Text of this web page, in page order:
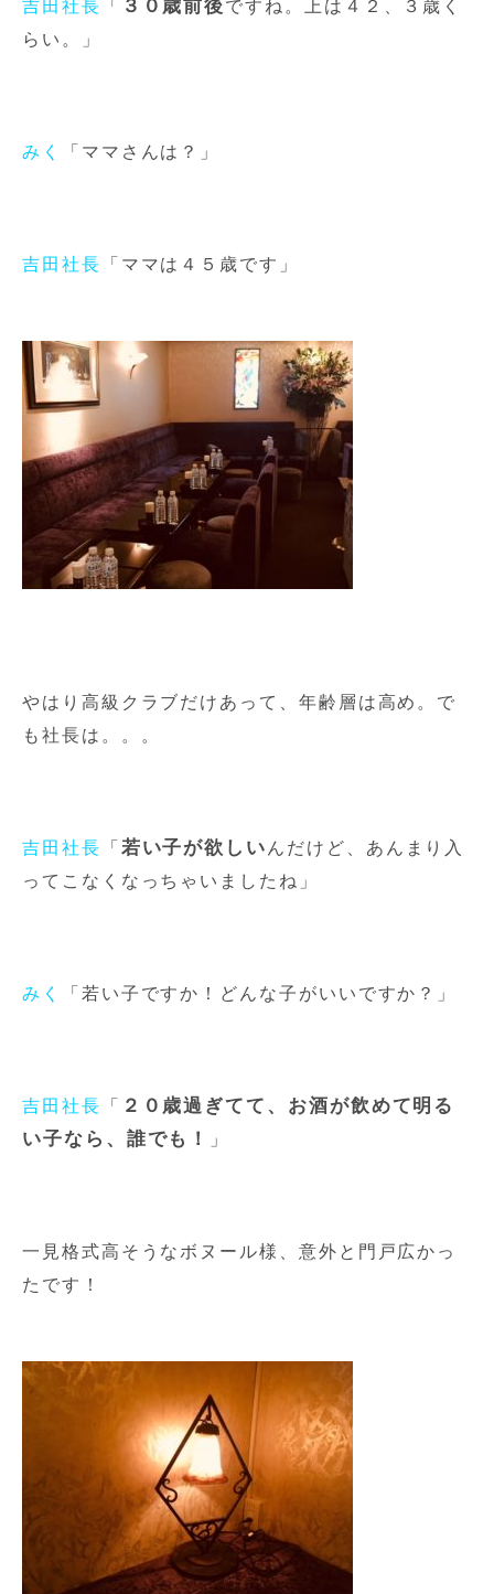
吉田社長 「 ３０歳前後ですね。上は４２、３歳く
らい。」
みく 「ママさんは？」
吉田社長 「ママは４５歳です」
やはり高級クラブだけあって、年齢層は高め。で
も社長は。。。
吉田社長 「 若い子が欲しい んだけど、あんまり入
ってこなくなっちゃいましたね」
みく 「若い子ですか！どんな子がいいですか？」
吉田社長 「
２０歳過ぎてて、お酒が飲めて明る
い子なら、誰でも！
」
一見格式高そうなボヌール様、意外と門戸広かっ
たです！